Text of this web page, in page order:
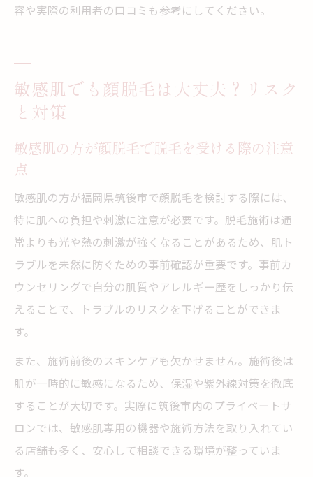
容や実際の利用者の口コミも参考にしてください。
敏感肌でも顔脱毛は大丈夫？リスク
と対策
敏感肌の方が顔脱毛で脱毛を受ける際の注意
点
敏感肌の方が福岡県筑後市で顔脱毛を検討する際には、
特に肌への負担や刺激に注意が必要です。脱毛施術は通
常よりも光や熱の刺激が強くなることがあるため、肌ト
ラブルを未然に防ぐための事前確認が重要です。事前カ
ウンセリングで自分の肌質やアレルギー歴をしっかり伝
えることで、トラブルのリスクを下げることができま
す。
また、施術前後のスキンケアも欠かせません。施術後は
肌が一時的に敏感になるため、保湿や紫外線対策を徹底
することが大切です。実際に筑後市内のプライベートサ
ロンでは、敏感肌専用の機器や施術方法を取り入れてい
る店舗も多く、安心して相談できる環境が整っていま
す。